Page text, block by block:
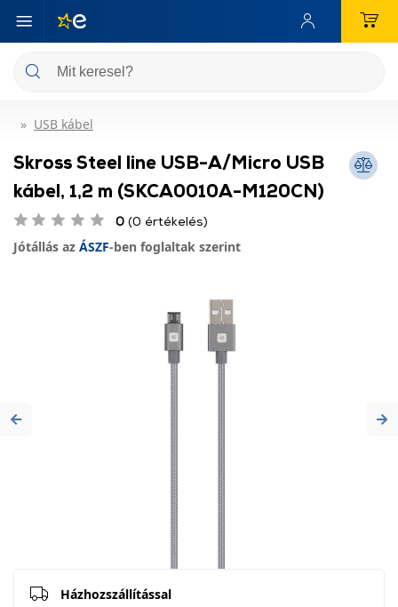
USB kábel
Skross Steel line USB-A/Micro USB
kábel, 1,2 m (SKCA0010A-M120CN)
0 (0 értékelés)
Jótállás az ÁSZF-ben foglaltak szerint
Previous
Házhozszállítással